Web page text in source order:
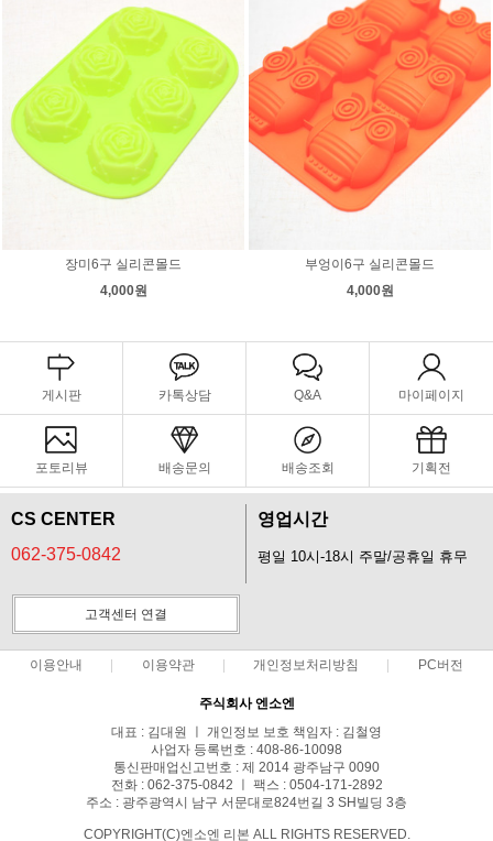
장미6구 실리콘몰드
4,000원
부엉이6구 실리콘몰드
4,000원
게시판 카톡상담 Q&A 마이페이지
포토리뷰 배송문의 배송조회 기획전
CS CENTER
062-375-0842
영업시간
평일 10시-18시 주말/공휴일 휴무
고객센터 연결
이용안내 이용약관 개인정보처리방침 PC버전
주식회사 엔소엔
대표 : 김대원 ㅣ 개인정보 보호 책임자 : 김철영
사업자 등록번호 : 408-86-10098
통신판매업신고번호 : 제 2014 광주남구 0090
전화 : 062-375-0842 ㅣ 팩스 : 0504-171-2892
주소 : 광주광역시 남구 서문대로824번길 3 SH빌딩 3층
COPYRIGHT(C)엔소엔 리본 ALL RIGHTS RESERVED.